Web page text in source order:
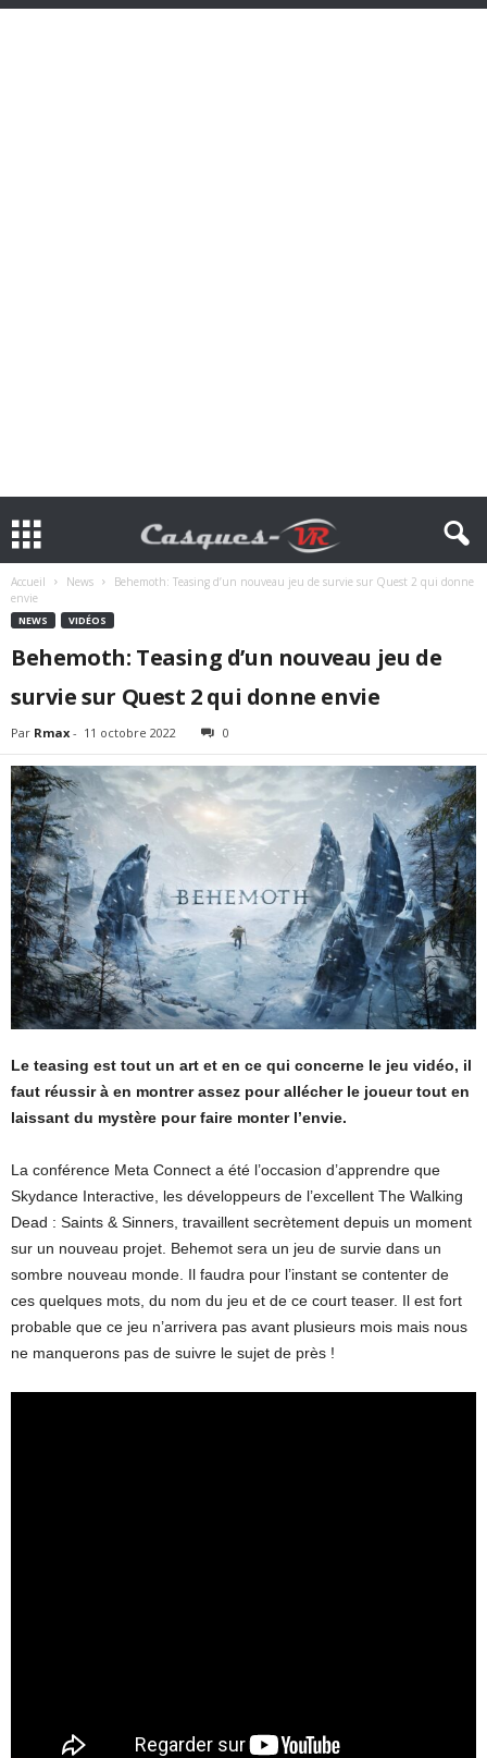
Accueil News
Behemoth: Teasing d’un nouveau jeu de survie sur Quest 2 qui donne
envie
NEWS VIDÉOS
Behemoth: Teasing d’un nouveau jeu de
survie sur Quest 2 qui donne envie
Par Rmax - 11 octobre 2022 0
Le teasing est tout un art et en ce qui concerne le jeu vidéo, il
faut réussir à en montrer assez pour allécher le joueur tout en
laissant du mystère pour faire monter l’envie.
La conférence Meta Connect a été l’occasion d’apprendre que
Skydance Interactive, les développeurs de l’excellent The Walking
Dead : Saints & Sinners, travaillent secrètement depuis un moment
sur un nouveau projet. Behemot sera un jeu de survie dans un
sombre nouveau monde. Il faudra pour l’instant se contenter de
ces quelques mots, du nom du jeu et de ce court teaser. Il est fort
probable que ce jeu n’arrivera pas avant plusieurs mois mais nous
ne manquerons pas de suivre le sujet de près !